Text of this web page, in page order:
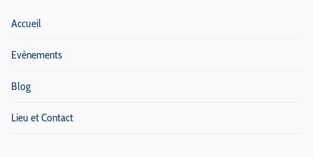
Accueil
Evènements
Blog
Lieu et Contact